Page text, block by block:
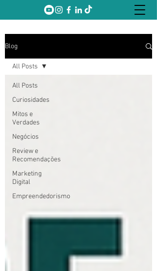
Blog
All Posts
Curiosidades
Mitos e
Verdades
Negócios
Review e
Recomendações
Marketing
Digital
Empreendedorismo
All Posts